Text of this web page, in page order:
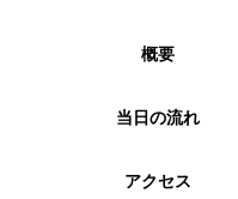
概要
当日の流れ
アクセス